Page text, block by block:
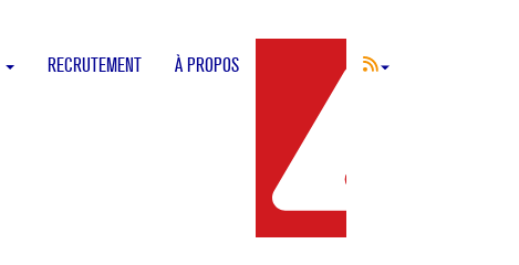
RECRUTEMENT À PROPOS